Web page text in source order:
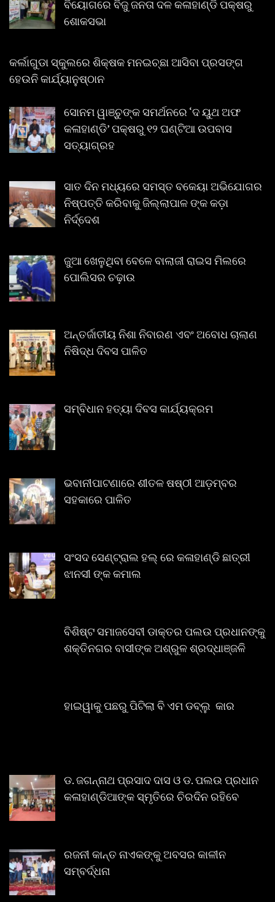
ବିୟୋଗରେ ବିଜୁ ଜନତା ଦଳ କଳାହାଣ୍ଡି ପକ୍ଷରୁ
ଶୋକସଭା
କର୍ଲାଗୁଡା ସ୍କୁଲରେ ଶିକ୍ଷକ ମନଇଚ୍ଛା ଆସିବା ପ୍ରସଙ୍ଗ
ହେଉନି କାର୍ଯ୍ୟାନୁଷ୍ଠାନ
ସୋନମ ୱାଞ୍ଚୁଙ୍କ ସମର୍ଥନରେ ‘ଦ ୟୁଥ ଅଫ
କଳାହାଣ୍ଡି’ ପକ୍ଷରୁ ୧୨ ଘଣ୍ଟିଆ ଉପବାସ
ସତ୍ୟାଗ୍ରହ
ସାତ ଦିନ ମଧ୍ୟରେ ସମସ୍ତ ବକେୟା ଅଭିଯୋଗର
ନିଷ୍ପତ୍ତି କରିବାକୁ ଜିଲ୍ଲାପାଳ ଙ୍କ କଡ଼ା
ନିର୍ଦ୍ଦେଶ
ଜୁଆ ଖେଳୁଥିବା ବେଳେ ବାଲାଜୀ ରାଇସ ମିଲରେ
ପୋଲିସର ଚଢ଼ାଉ
ଅନ୍ତର୍ଜାତୀୟ ନିଶା ନିବାରଣ ଏବଂ ଅବୋଧ ଚାଲାଣ
ନିଷିଦ୍ଧ ଦିବସ ପାଳିତ
ସମ୍ବିଧାନ ହତ୍ୟା ଦିବସ କାର୍ଯ୍ୟକ୍ରମ
ଭବାନୀପାଟଣାରେ ଶୀତଳ ଷଷ୍ଠୀ ଆଡ଼ମ୍ବର
ସହକାରେ ପାଳିତ
ସଂସଦ ସେଣ୍ଟ୍ରାଲ ହଲ୍ ରେ କଳାହାଣ୍ଡି ଛାତ୍ରୀ
ଝାନସୀ ଙ୍କ କମାଲ
ବିଶିଷ୍ଟ ସମାଜସେବୀ ଡାକ୍ତର ପଲଉ ପ୍ରଧାନଙ୍କୁ
ଶକ୍ତିନଗର ବାସୀଙ୍କ ଅଶ୍ରୁଳ ଶ୍ରଦ୍ଧାଞ୍ଜଳି
ହାଇୱାକୁ ପଛରୁ ପିଟିଲା ବି ଏମ ଡବ୍ଲୁ କାର
ଡ. ଜଗନ୍ନାଥ ପ୍ରସାଦ ଦାସ ଓ ଡ. ପଲଉ ପ୍ରଧାନ
କଳାହାଣ୍ଡିଆଙ୍କ ସ୍ମୃତିରେ ଚିରଦିନ ରହିବେ
ରଜନୀ କାନ୍ତ ନାଏକଙ୍କୁ ଅବସର କାଳୀନ
ସମ୍ବର୍ଦ୍ଧନା